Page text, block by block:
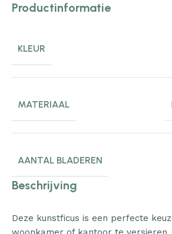
Productinformatie
KLEUR
MATERIAAL
AANTAL BLADEREN
Beschrijving
Deze kunstficus is een perfecte